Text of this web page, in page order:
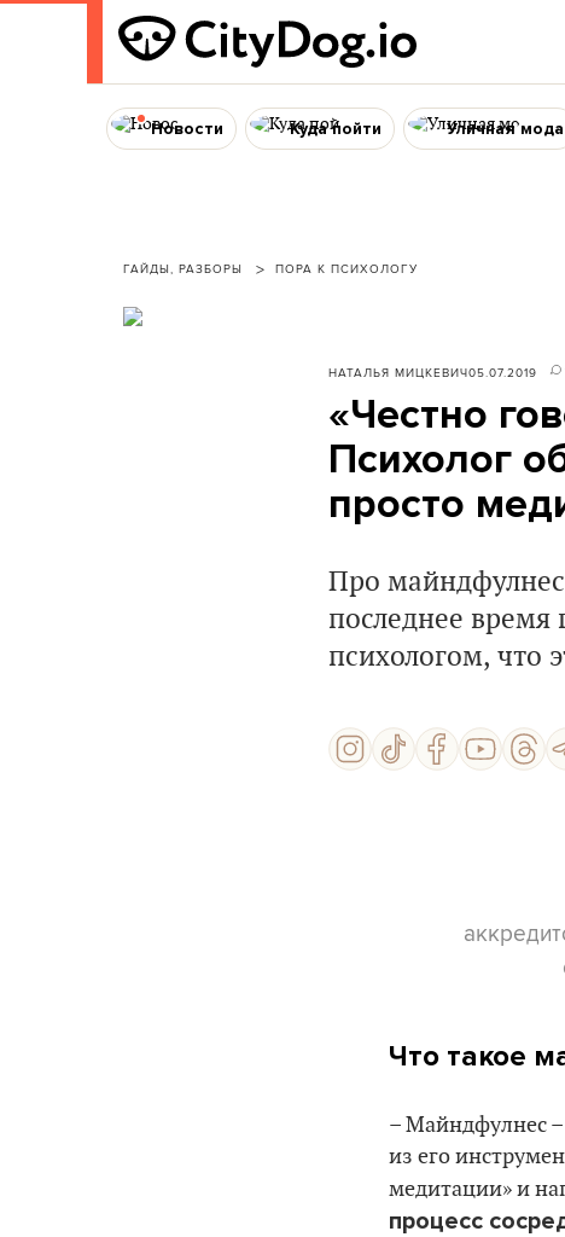
Новости Куда пойти Уличная мода
ГАЙДЫ, РАЗБОРЫ ПОРА К ПСИХОЛОГУ
НАТАЛЬЯ МИЦКЕВИЧ05.07.2019
«Честно
Психолог
просто
Про майндфулнес
последнее время
психологом, что
Что такое
– Майндфулнес –
из его
медитации» и
процесс